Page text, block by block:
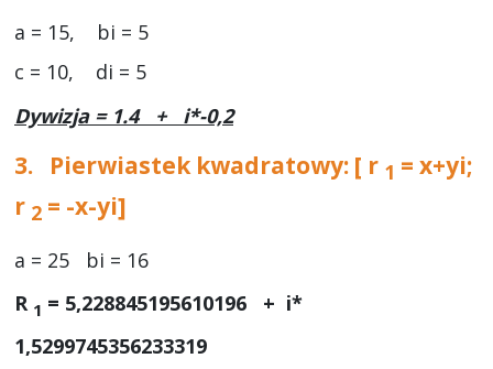
a = 15, bi = 5
c = 10, di = 5
Dywizja = 1.4 + i*-0,2
3. Pierwiastek kwadratowy: [ r 1 = x+yi;
r 2 = -x-yi]
a = 25 bi = 16
R 1 = 5,228845195610196 + i*
1,5299745356233319